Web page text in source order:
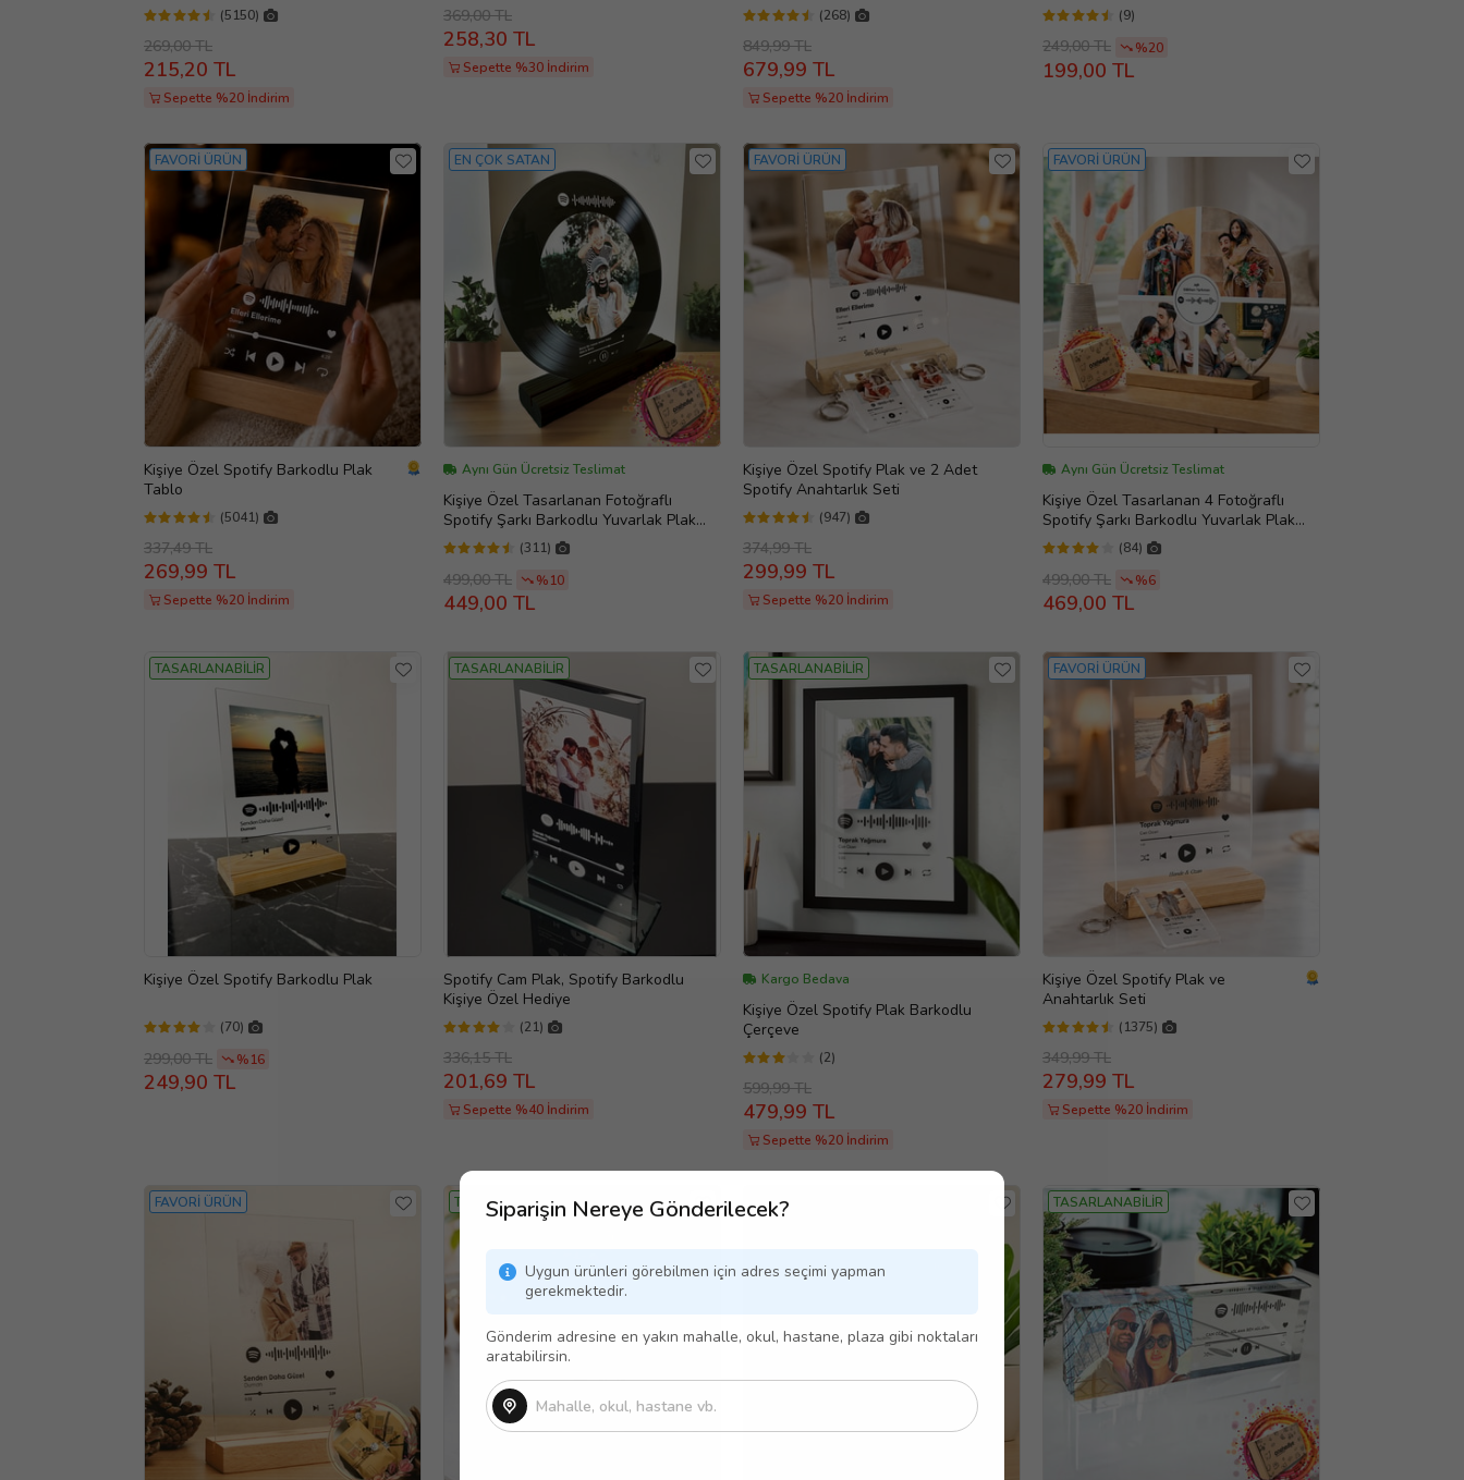
Siparişin Nereye Gönderilecek?
Uygun ürünleri görebilmen için adres seçimi yapman
gerekmektedir.
Gönderim adresine en yakın mahalle, okul, hastane, plaza gibi noktaları
aratabilirsin.
Fotoğraf Çerçevesi
(5150)
269,00 TL
215,20 TL
Sepette %20 İndirim
369,00 TL
258,30 TL
Sepette %30 İndirim
Ahşap Kaideli Hediye
(268)
849,99 TL
679,99 TL
Sepette %20 İndirim
Çerçevesi
(9)
249,00 TL %20
199,00 TL
FAVORİ ÜRÜN
Kişiye Özel Spotify Barkodlu Plak
Tablo
(5041)
337,49 TL
269,99 TL
Sepette %20 İndirim
EN ÇOK SATAN
Aynı Gün Ücretsiz Teslimat
Kişiye Özel Tasarlanan Fotoğraflı
Spotify Şarkı Barkodlu Yuvarlak Plak
Tasarım Fotoğraf Çerçevesi (Siyah)
(311)
499,00 TL %10
449,00 TL
FAVORİ ÜRÜN
Kişiye Özel Spotify Plak ve 2 Adet
Spotify Anahtarlık Seti
(947)
374,99 TL
299,99 TL
Sepette %20 İndirim
FAVORİ ÜRÜN
Aynı Gün Ücretsiz Teslimat
Kişiye Özel Tasarlanan 4 Fotoğraflı
Spotify Şarkı Barkodlu Yuvarlak Plak
Tasarım Fotoğraf Çerçevesi
(84)
499,00 TL %6
469,00 TL
TASARLANABİLİR
Kişiye Özel Spotify Barkodlu Plak
(70)
299,00 TL %16
249,90 TL
TASARLANABİLİR
Spotify Cam Plak, Spotify Barkodlu
Kişiye Özel Hediye
(21)
336,15 TL
201,69 TL
Sepette %40 İndirim
TASARLANABİLİR
Kargo Bedava
Kişiye Özel Spotify Plak Barkodlu
Çerçeve
(2)
599,99 TL
479,99 TL
Sepette %20 İndirim
FAVORİ ÜRÜN
Kişiye Özel Spotify Plak ve
Anahtarlık Seti
(1375)
349,99 TL
279,99 TL
Sepette %20 İndirim
FAVORİ ÜRÜN TASARLANABİLİR PAKET SEÇENEĞİ TASARLANABİLİR